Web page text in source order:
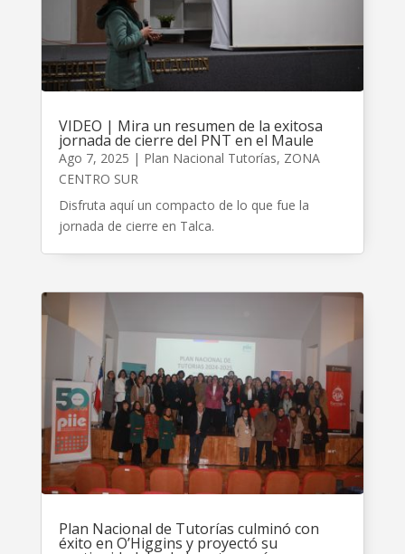
VIDEO | Mira un resumen de la exitosa
jornada de cierre del PNT en el Maule
Ago 7, 2025 | Plan Nacional Tutorías, ZONA
CENTRO SUR
Disfruta aquí un compacto de lo que fue la
jornada de cierre en Talca.
Plan Nacional de Tutorías culminó con
éxito en O’Higgins y proyectó su